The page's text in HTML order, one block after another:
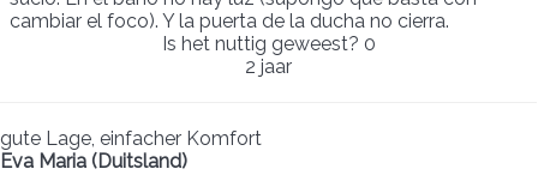
cambiar el foco). Y la puerta de la ducha no cierra.
Is het nuttig geweest? 0
2 jaar
gute Lage, einfacher Komfort
Eva Maria (Duitsland)